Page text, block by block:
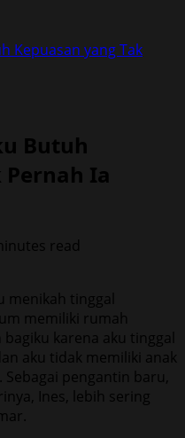
Kepuasan yang Tak
Butuh
Pernah Ia
read
menikah tinggal
memiliki rumah
karena aku tinggal
aku tidak memiliki anak
pengantin baru,
Ines, lebih sering